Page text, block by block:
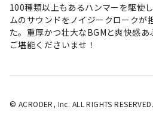
100種類以上もあるハンマーを駆使
ムのサウンドをノイジークロークが
た。重厚かつ壮大なBGMと爽快感
ご堪能くださいませ！
© ACRODER, Inc. ALL RIGHTS RESERVED.